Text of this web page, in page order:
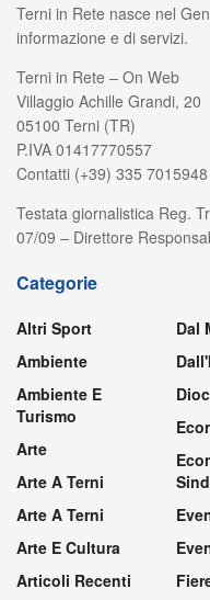
Terni in Rete nasce nel
informazione e di servizi.
Terni in Rete – On Web
Villaggio Achille Grandi, 20
05100 Terni (TR)
P.IVA 01417770557
Contatti (+39) 335 7015948
Testata giornalistica Reg.
07/09 – Direttore
Categorie
Altri Sport
Ambiente
Ambiente E
Turismo
Arte
Arte A Terni
Arte A Terni
Arte E Cultura
Articoli Recenti
Dal